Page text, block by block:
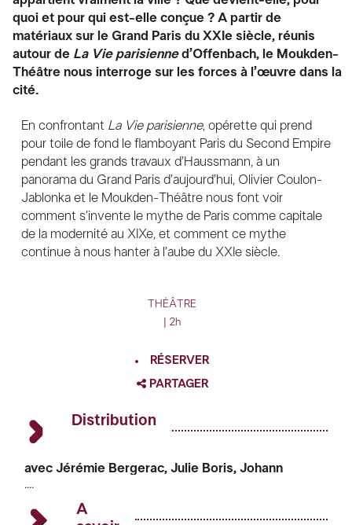
quoi et pour qui est-elle conçue ? A partir de
matériaux sur le Grand Paris du XXIe siècle, réunis
autour de La Vie parisienned’Offenbach, le Moukden-
Théâtre nous interroge sur les forces à l’œuvre dans la
cité.
En confrontant La Vie parisienne, opérette qui prend
pour toile de fond le flamboyant Paris du Second Empire
pendant les grands travaux d’Haussmann, à un
panorama du Grand Paris d’aujourd’hui, Olivier Coulon-
Jablonka et le Moukden-Théâtre nous font voir
comment s’invente le mythe de Paris comme capitale
de la modernité au XIXe, et comment ce mythe
continue à nous hanter à l’aube du XXIe siècle.
THÉÂTRE
| 2h
RÉSERVER
PARTAGER
TWITTER
GOOGLE
Distribution
avec Jérémie Bergerac, Julie Boris, Johann
Chauveau, Florent Cheippe, Eve Gollac, Jean-
Marc Layer, Malvina Plegat, Guillaume Riant
d’après
La Vie parisienne d’Offenbach
....
A